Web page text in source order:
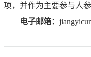
项，并作为主要参与人
电子邮箱：